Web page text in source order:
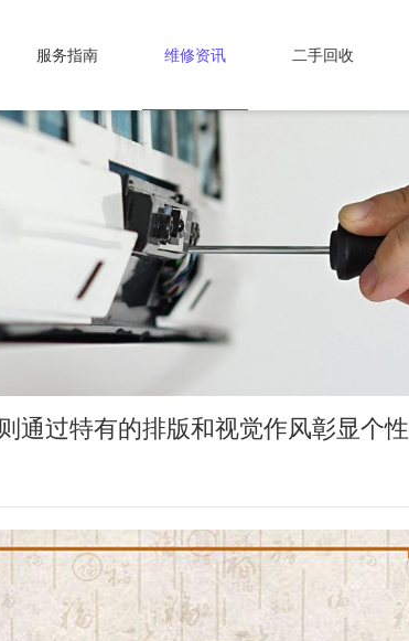
服务指南 维修资讯 二手回收
通过特有的排版和视觉作风彰显个性